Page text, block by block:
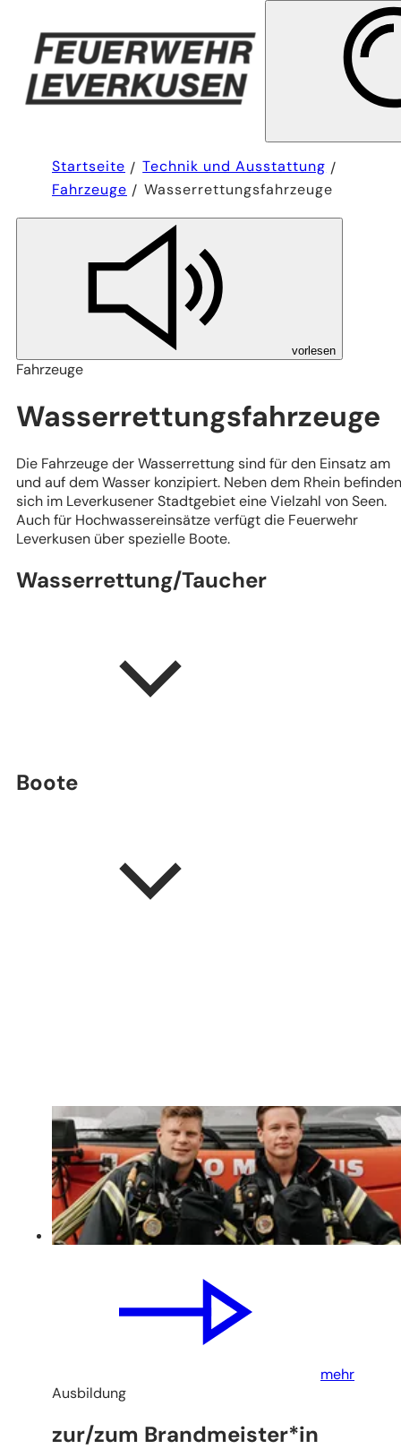
Startseite
Technik und Ausstattung
Fahrzeuge
Wasserrettungsfahrzeuge
vorlesen
Fahrzeuge
Wasserrettungsfahrzeuge
Die Fahrzeuge der Wasserrettung sind für den Einsatz am
und auf dem Wasser konzipiert. Neben dem Rhein befinden
sich im Leverkusener Stadtgebiet eine Vielzahl von Seen.
Auch für Hochwassereinsätze verfügt die Feuerwehr
Leverkusen über spezielle Boote.
Wasserrettung/Taucher
Boote
mehr
Ausbildung
zur/zum Brandmeister*in